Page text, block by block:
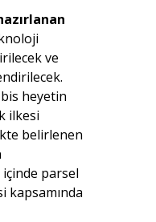
ve
heyetin
ilkesi
belirlenen
parsel
kapsamında